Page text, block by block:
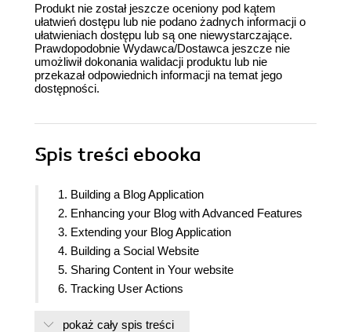
Produkt nie został jeszcze oceniony pod kątem
ułatwień dostępu lub nie podano żadnych informacji o
ułatwieniach dostępu lub są one niewystarczające.
Prawdopodobnie Wydawca/Dostawca jeszcze nie
umożliwił dokonania walidacji produktu lub nie
przekazał odpowiednich informacji na temat jego
dostępności.
Spis treści ebooka
1. Building a Blog Application
2. Enhancing your Blog with Advanced Features
3. Extending your Blog Application
4. Building a Social Website
5. Sharing Content in Your website
6. Tracking User Actions
8. Managing Payments and Orders
pokaż cały spis treści